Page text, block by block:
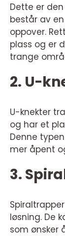
Dette er
består av
oppover.
plass og er
trange
2. U-
U-knekter
og har et
Denne
mer åpent
3.
løsning. De
som ønsker